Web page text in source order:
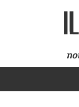
Navigazione
principale